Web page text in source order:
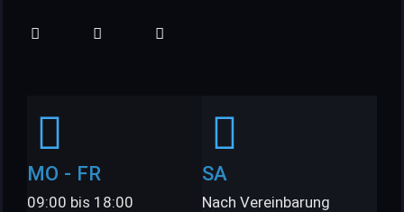
MO - FR
09:00 bis 18:00
SA
Nach Vereinbarung